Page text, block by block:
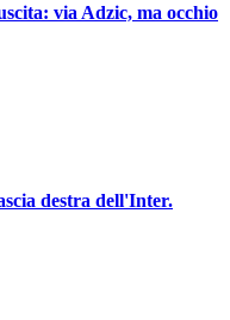
via Adzic, ma occhio
destra dell'Inter.